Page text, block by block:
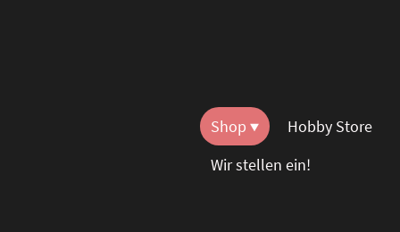
Shop Hobby Store
Wir stellen ein!